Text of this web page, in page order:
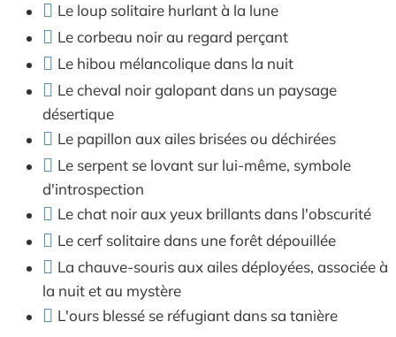
Le loup solitaire hurlant à la lune
Le corbeau noir au regard perçant
Le hibou mélancolique dans la nuit
Le cheval noir galopant dans un paysage
désertique
Le papillon aux ailes brisées ou déchirées
Le serpent se lovant sur lui-même, symbole
d'introspection
Le chat noir aux yeux brillants dans l'obscurité
Le cerf solitaire dans une forêt dépouillée
La chauve-souris aux ailes déployées, associée à
la nuit et au mystère
L'ours blessé se réfugiant dans sa tanière